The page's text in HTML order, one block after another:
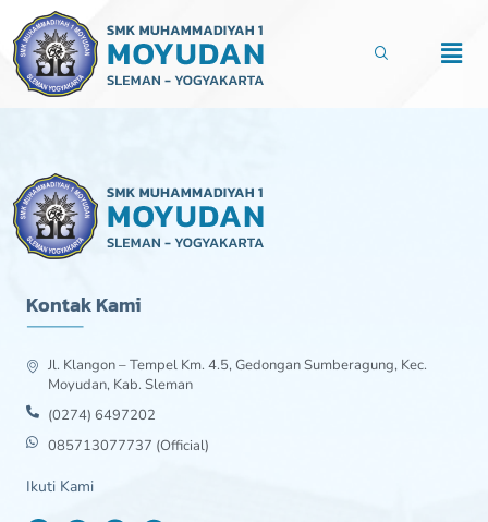
Lewati
konten
Kontak Kami
Jl. Klangon – Tempel Km. 4.5, Gedongan Sumberagung, Kec.
Moyudan, Kab. Sleman
(0274) 6497202
085713077737 (Official)
Ikuti Kami